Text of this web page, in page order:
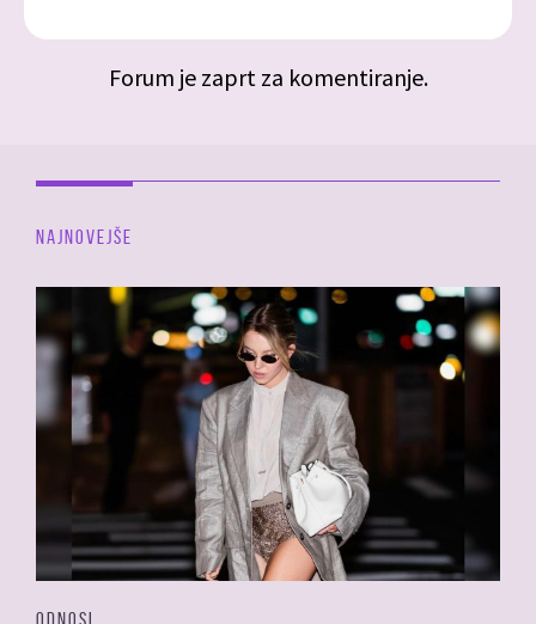
Forum je zaprt za komentiranje.
NAJNOVEJŠE
ODNOSI